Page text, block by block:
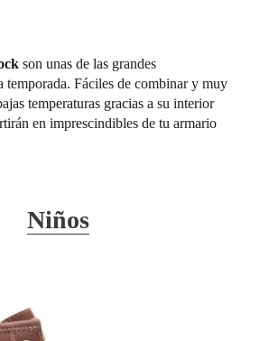
son unas de las grandes
temporada. Fáciles de combinar y muy
temperaturas gracias a su interior
en imprescindibles de tu armario
Niños